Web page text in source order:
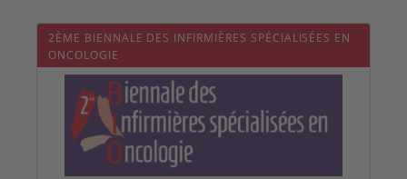
2ÈME BIENNALE DES INFIRMIÈRES SPÉCIALISÉES EN
ONCOLOGIE